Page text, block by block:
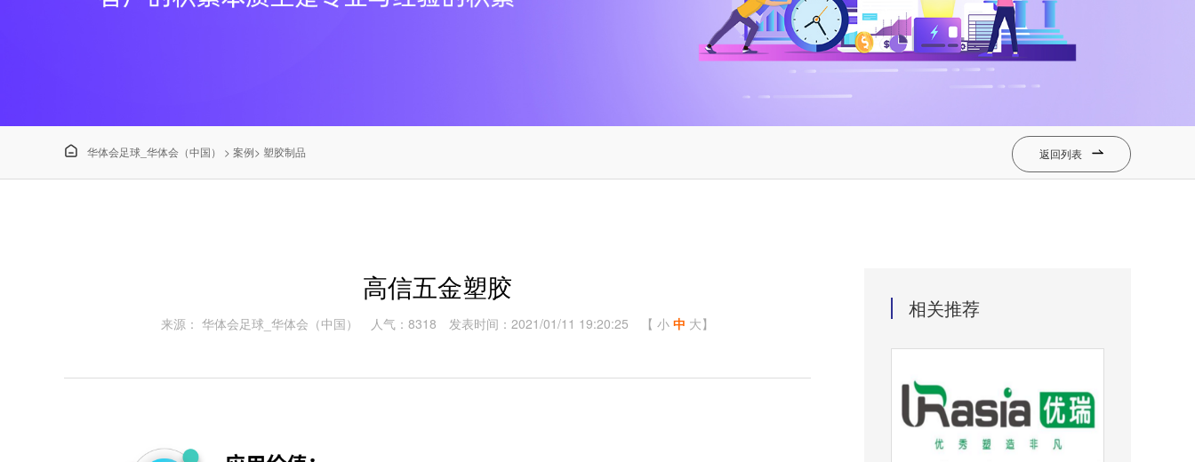
 华体会足球_华体会（中国） > 案例> 塑胶制品 返回列表 
高信五金塑胶
来源： 华体会足球_华体会（中国） 人气：8318 发表时间：2021/01/11 19:20:25 【 小 中 大】
相关推荐